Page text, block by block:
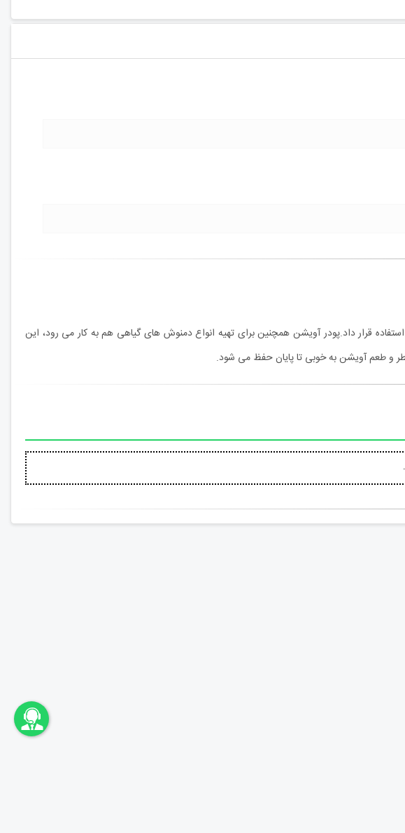
قرار داد.پودر آویشن همچنین برای تهیه انواع دمنوش های گیاهی هم به کار می رود، این
و طعم آویشن به خوبی تا پایان حفظ می شود.
.